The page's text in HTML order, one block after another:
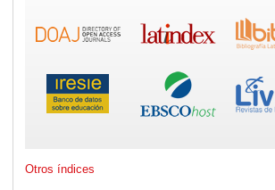
Otros índices